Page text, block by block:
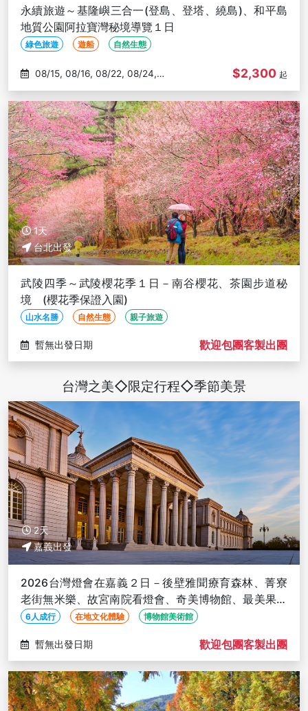
永續旅遊～基隆嶼三合一(登島、登塔、繞島)、和平島
地質公園阿拉寶灣秘境導覽１日
綠色旅遊 遊船 自然生態
08/29
$2,300 起
1天
台北出發
武陵四季～武陵櫻花季１日－南谷櫻花、茶園步道秘
境 (櫻花季保證入園)
山水名勝 自然生態 親子旅遊
暫無出發日期 歡迎包團客製出團
台灣之美◇限定行程◇季節美景
2天
嘉義出發
2026台灣燈會在嘉義２日－後壁雅聞療育森林、菁寮
老街無米樂、故宮南院看燈會、奇美博物館、最美果菜
市場【６人成行】
6人成行 在地文化體驗 博物館美術館
暫無出發日期 歡迎包團客製出團